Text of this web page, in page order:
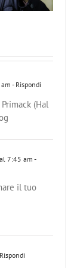
- Rispondi
(Hal
7:45 am-
il tuo